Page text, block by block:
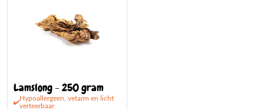
Lamslong - 250 gram
Hypoallergeen, vetarm en licht
verteerbaar